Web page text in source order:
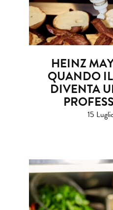
HEINZ
QUANDO
DIVENTA
15